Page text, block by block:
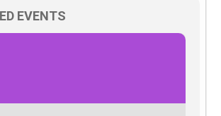
EVENTS